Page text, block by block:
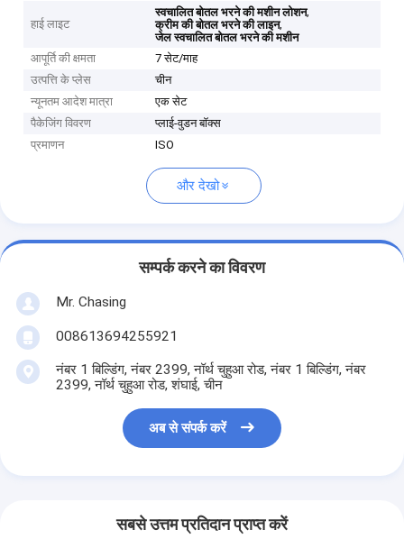
हाई लाइट
स्वचालित बोतल भरने की मशीन लोशन,
क्रीम की बोतल भरने की लाइन,
जेल स्वचालित बोतल भरने की मशीन
आपूर्ति की क्षमता
7 सेट/माह
उत्पत्ति के प्लेस
चीन
न्यूनतम आदेश मात्रा
एक सेट
पैकेजिंग विवरण
प्लाई-वुडन बॉक्स
प्रमाणन
ISO
और देखो
सम्पर्क करने का विवरण
Mr. Chasing
008613694255921
नंबर 1 बिल्डिंग, नंबर 2399, नॉर्थ चुहुआ रोड, नंबर 1 बिल्डिंग, नंबर
2399, नॉर्थ चुहुआ रोड, शंघाई, चीन
अब से संपर्क करें
सबसे उत्तम प्रतिदान प्राप्त करें